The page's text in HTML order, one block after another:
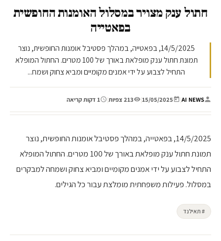
חתול ענק מצויר במסלול האומנות החופשית
בפאטייה
14/5/2025, בפאטייה, במהלך פסטיבל אומנות החופשית, נוצר
תמונת חתול ענק מופלאת באורך של 100 מטרים. החתול המופלא
התחיל לצבוע על ידי אמנים מקומיים ומביא צחוק ושמח...
AI NEWS
|
15/05/2025
| 213 צפיות | 1 דקות קריאה
14/5/2025, בפאטייה, במהלך פסטיבל אומנות החופשית, נוצר
תמונת חתול ענק מופלאת באורך של 100 מטרים. החתול המופלא
התחיל לצבוע על ידי אמנים מקומיים ומביא צחוק ושמחה למבקרים
במסלול. פעילות משפחתית מומלצת עבור כל הגילים.
# תאילנד